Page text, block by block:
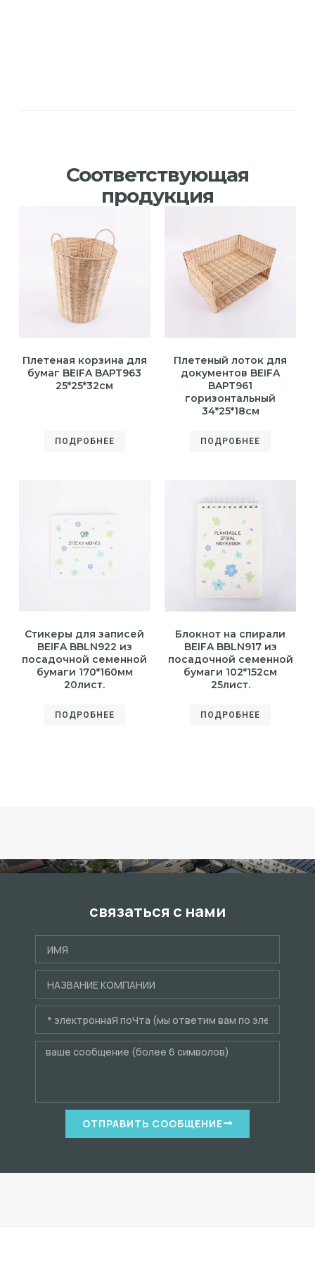
Соответствующая
продукция
Плетеная корзина для
бумаг BEIFA BAPT963
25*25*32см
ПОДРОБНЕЕ
Плетеный лоток для
документов BEIFA
BAPT961
горизонтальный
34*25*18см
ПОДРОБНЕЕ
Стикеры для записей
BEIFA BBLN922 из
посадочной семенной
бумаги 170*160мм
20лист.
ПОДРОБНЕЕ
Блокнот на спирали
BEIFA BBLN917 из
посадочной семенной
бумаги 102*152см
25лист.
ПОДРОБНЕЕ
связаться с нами
ОТПРАВИТЬ СООБЩЕНИЕ